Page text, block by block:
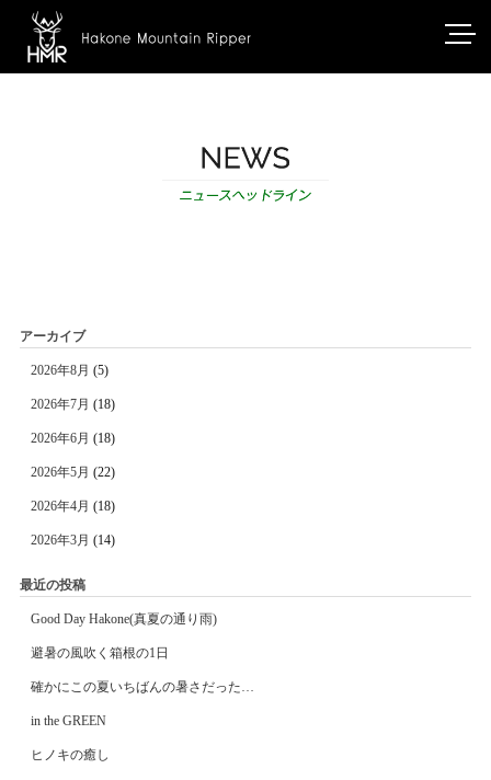
アーカイブ
2026年8月 (5)
2026年7月 (18)
2026年6月 (18)
2026年5月 (22)
2026年4月 (18)
2026年3月 (14)
最近の投稿
Good Day Hakone(真夏の通り雨)
避暑の風吹く箱根の1日
確かにこの夏いちばんの暑さだった…
in the GREEN
ヒノキの癒し